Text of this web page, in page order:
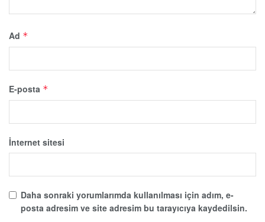
Ad *
E-posta *
İnternet sitesi
Daha sonraki yorumlarımda kullanılması için adım, e-
posta adresim ve site adresim bu tarayıcıya kaydedilsin.